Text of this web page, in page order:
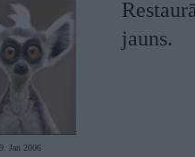
Jan 2006
jauns.